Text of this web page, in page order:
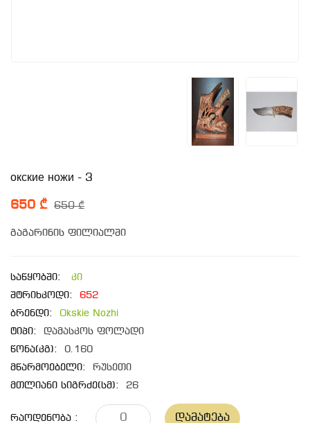
окские ножи - 3
650 ₾ 650 ₾
გაგარინის ფილიალში
საწყობში:
კი
შტრიხკოდი:
652
ბრენდი:
Okskie Nozhi
ტიპი:
დამასკოს ფოლადი
წონა(კგ):
0.160
მწარმოებელი:
რუსეთი
მთლიანი სიგრძე(სმ):
26
Რაოდენობა : Დამატება